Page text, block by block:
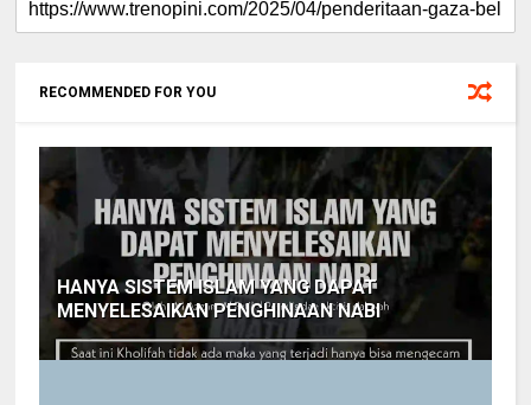
RECOMMENDED FOR YOU
HANYA SISTEM ISLAM YANG DAPAT
MENYELESAIKAN PENGHINAAN NABI